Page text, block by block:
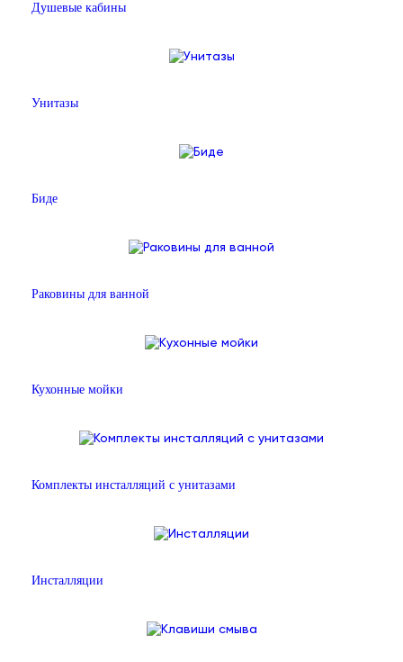
Душевые кабины
Унитазы
Биде
Раковины для ванной
Кухонные мойки
Комплекты инсталляций с унитазами
Инсталляции